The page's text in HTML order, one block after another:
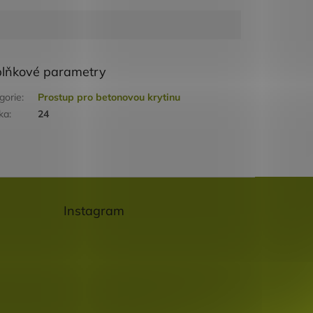
parametry
:
Prostup pro betonovou krytinu
: 24
Instagram